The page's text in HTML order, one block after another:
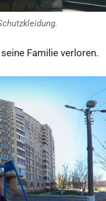
Familie verloren.